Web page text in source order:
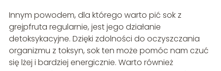
Innym powodem, dla którego warto pić sok z
grejpfruta regularnie, jest jego działanie
detoksykacyjne. Dzięki zdolności do oczyszczania
organizmu z toksyn, sok ten może pomóc nam czuć
się lżej i bardziej energicznie. Warto również